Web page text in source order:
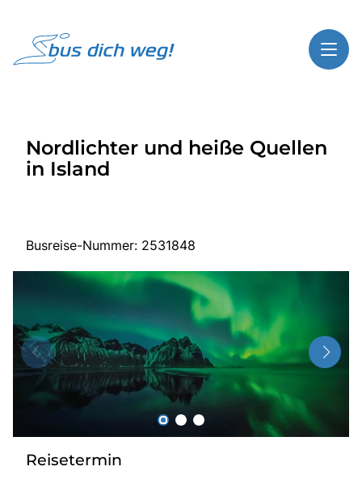
Highlights
Service
Bus mieten
Gutscheinshop
Über bus dich weg!
Nordlichter und heiße Quellen
in Island
Busreise-Nummer: 2531848
Reisetermin